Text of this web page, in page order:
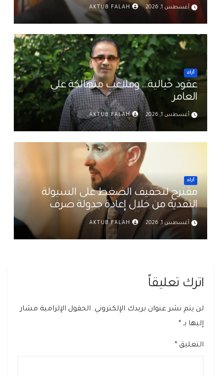
أغسطس 1, 2026 AKTUB FALAH
أراء
عقود خيالية… وملاعب متهالكة علي
العامر
أغسطس 1, 2026 AKTUB FALAH
أراء
مقترح لتخفيف الضغط على السيولة
النقدية من خلال إعادة جدولة صرف
رواتب الموظفين في العراق د. عمر حميد
أغسطس 1, 2026 AKTUB FALAH
اترك تعليقاً
لن يتم نشر عنوان بريدك الإلكتروني. الحقول الإلزامية مشار
إليها بـ *
التعليق *